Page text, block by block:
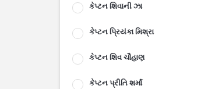
કેપ્ટન શિવાની ઝા
કેપ્ટન પ્રિયંકા મિશ્રા
કેપ્ટન શિવ ચૌહાણ
કેપ્ટન પ્રીતિ શર્મા